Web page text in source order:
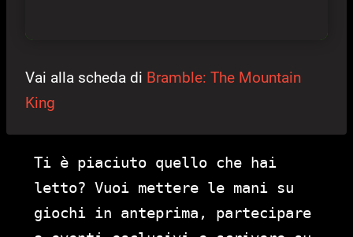
Vai alla scheda di Bramble: The Mountain
King
Ti è piaciuto quello che hai
letto? Vuoi mettere le mani su
giochi in anteprima, partecipare